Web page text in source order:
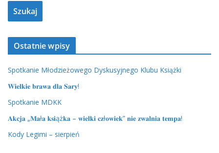
Ostatnie wpisy
Spotkanie Młodzieżowego Dyskusyjnego Klubu Książki
𝐖𝐢𝐞𝐥𝐤𝐢𝐞 𝐛𝐫𝐚𝐰𝐚 𝐝𝐥𝐚 𝐒𝐚𝐫𝐲!
Spotkanie MDKK
𝐀𝐤𝐜𝐣𝐚 „𝐌𝐚ł𝐚 𝐤𝐬𝐢ąż𝐤𝐚 – 𝐰𝐢𝐞𝐥𝐤𝐢 𝐜𝐳ł𝐨𝐰𝐢𝐞𝐤” 𝐧𝐢𝐞 𝐳𝐰𝐚𝐥𝐧𝐢𝐚 𝐭𝐞𝐦𝐩𝐚!
Kody Legimi – sierpień